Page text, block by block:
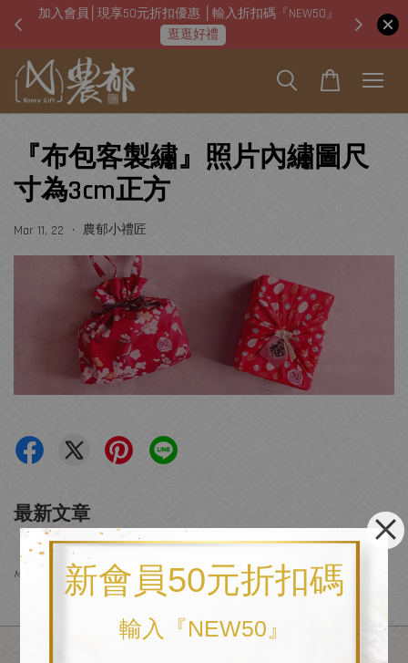
新會員50元折扣碼
輸入『NEW50』
加入會員│現享50元折扣優惠 │輸入折扣碼『NEW50』
逛逛好禮
即日
『布包客製繡』照片內繡圖尺
寸為3cm正方
Mar 11, 22 • 農郁小禮匠
最新文章
『布包客製繡』照片內繡圖尺寸為3cm正方
Mar 11, 22